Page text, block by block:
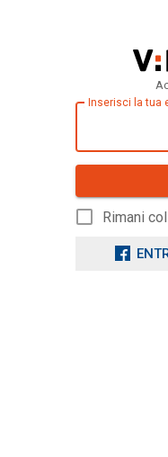
Inserisci la tua
Rimani